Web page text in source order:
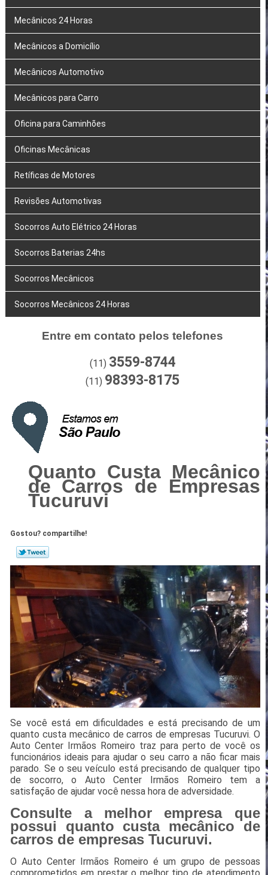
Mecânicos 24 Horas
Mecânicos a Domicílio
Mecânicos Automotivo
Mecânicos para Carro
Oficina para Caminhões
Oficinas Mecânicas
Retíficas de Motores
Revisões Automotivas
Socorros Auto Elétrico 24 Horas
Socorros Baterias 24hs
Socorros Mecânicos
Socorros Mecânicos 24 Horas
Entre em contato pelos telefones
(11) 3559-8744
(11) 98393-8175
Quanto Custa Mecânico
de Carros de Empresas
Tucuruvi
Gostou? compartilhe!
Se você está em dificuldades e está precisando de um
quanto custa mecânico de carros de empresas Tucuruvi. O
Auto Center Irmãos Romeiro traz para perto de você os
funcionários ideais para ajudar o seu carro a não ficar mais
parado. Se o seu veículo está precisando de qualquer tipo
de socorro, o Auto Center Irmãos Romeiro tem a
satisfação de ajudar você nessa hora de adversidade.
Consulte a melhor empresa que
possui quanto custa mecânico de
carros de empresas Tucuruvi.
O Auto Center Irmãos Romeiro é um grupo de pessoas